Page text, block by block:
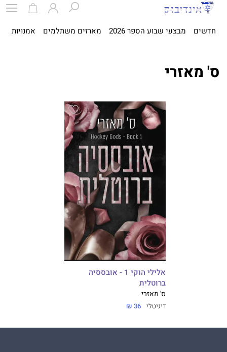
חדשים מבצעי שבוע הספר 2026 מארזים משתלמים אמנויות
ס' מאזרי
אלילי הוקי 1 - אובססיה
ברוטלית
ס' מאזרי
דיגיטלי 36 ₪